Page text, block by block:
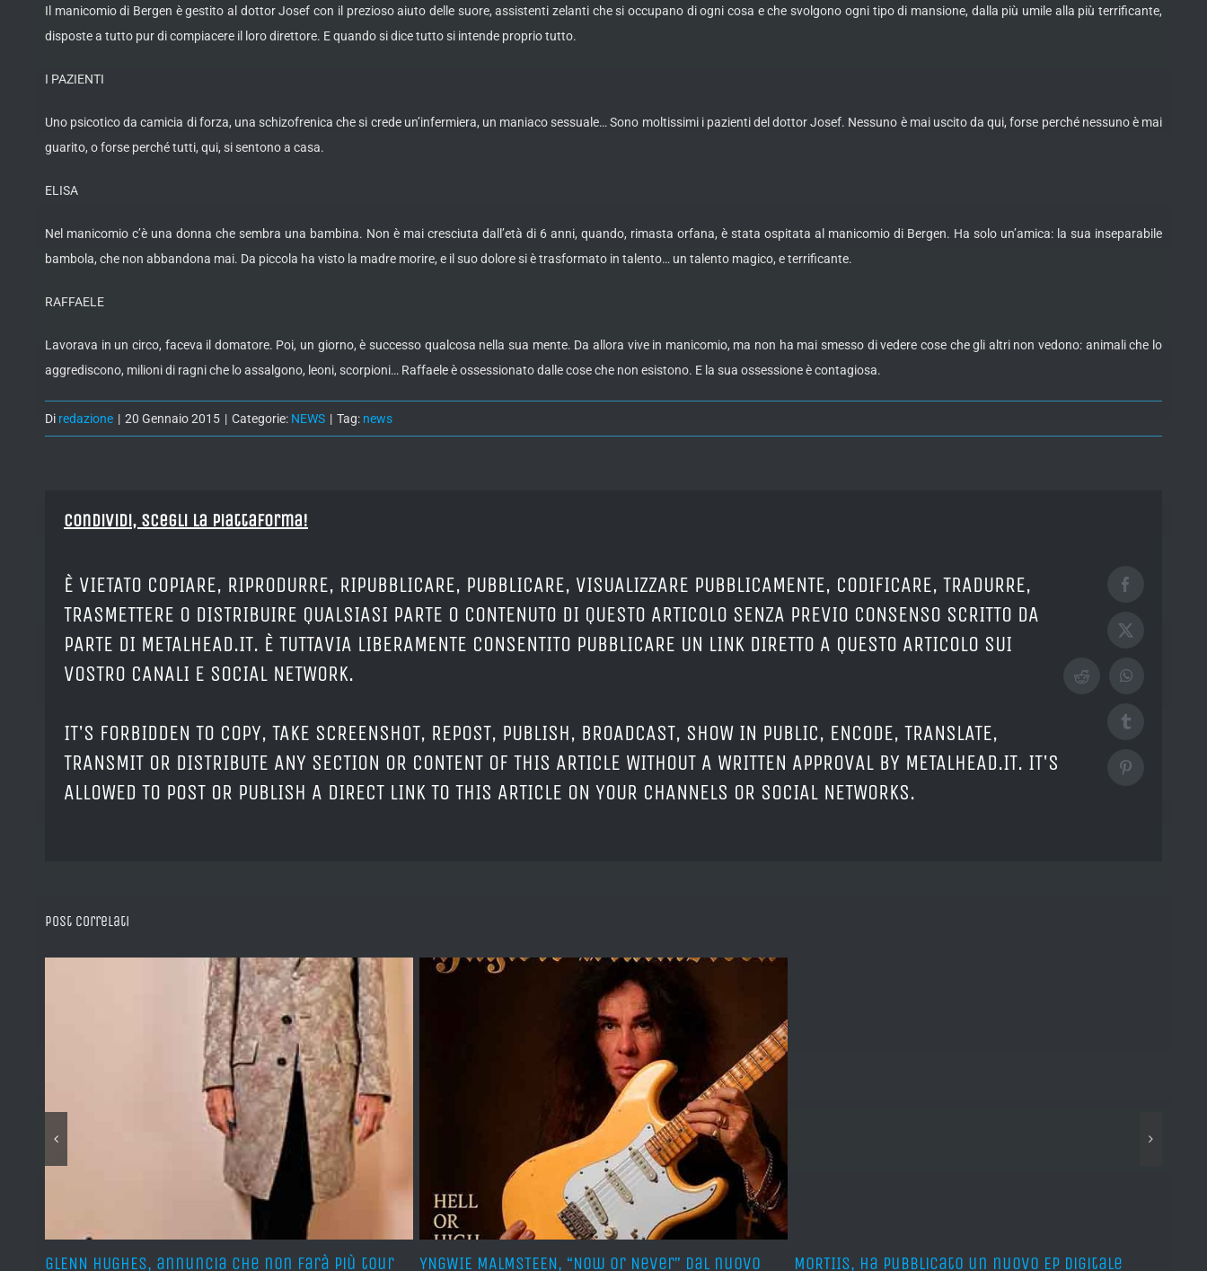
Il manicomio di Bergen è gestito al dottor Josef con il prezioso aiuto delle suore, assistenti zelanti che si occupano di ogni cosa e che svolgono ogni tipo di mansione, dalla più umile alla più terrificante,
disposte a tutto pur di compiacere il loro direttore. E quando si dice tutto si intende proprio tutto.
I PAZIENTI
Uno psicotico da camicia di forza, una schizofrenica che si crede un’infermiera, un maniaco sessuale… Sono moltissimi i pazienti del dottor Josef. Nessuno è mai uscito da qui, forse perché nessuno è mai
guarito, o forse perché tutti, qui, si sentono a casa.
ELISA
Nel manicomio c’è una donna che sembra una bambina. Non è mai cresciuta dall’età di 6 anni, quando, rimasta orfana, è stata ospitata al manicomio di Bergen. Ha solo un’amica: la sua inseparabile
bambola, che non abbandona mai. Da piccola ha visto la madre morire, e il suo dolore si è trasformato in talento… un talento magico, e terrificante.
RAFFAELE
Lavorava in un circo, faceva il domatore. Poi, un giorno, è successo qualcosa nella sua mente. Da allora vive in manicomio, ma non ha mai smesso di vedere cose che gli altri non vedono: animali che lo
aggrediscono, milioni di ragni che lo assalgono, leoni, scorpioni… Raffaele è ossessionato dalle cose che non esistono. E la sua ossessione è contagiosa.
Di redazione | 20 Gennaio 2015 | Categorie: NEWS | Tag: news
Condividi, Scegli la piattaforma!
È VIETATO COPIARE, RIPRODURRE, RIPUBBLICARE, PUBBLICARE, VISUALIZZARE PUBBLICAMENTE, CODIFICARE, TRADURRE,
TRASMETTERE O DISTRIBUIRE QUALSIASI PARTE O CONTENUTO DI QUESTO ARTICOLO SENZA PREVIO CONSENSO SCRITTO DA
PARTE DI METALHEAD.IT. È TUTTAVIA LIBERAMENTE CONSENTITO PUBBLICARE UN LINK DIRETTO A QUESTO ARTICOLO SUI
VOSTRO CANALI E SOCIAL NETWORK.
IT'S FORBIDDEN TO COPY, TAKE SCREENSHOT, REPOST, PUBLISH, BROADCAST, SHOW IN PUBLIC, ENCODE, TRANSLATE,
TRANSMIT OR DISTRIBUTE ANY SECTION OR CONTENT OF THIS ARTICLE WITHOUT A WRITTEN APPROVAL BY METALHEAD.IT. IT'S
ALLOWED TO POST OR PUBLISH A DIRECT LINK TO THIS ARTICLE ON YOUR CHANNELS OR SOCIAL NETWORKS.
Facebook
X
RedditWhatsApp
Tumblr
Pinterest
Post correlati
GLENN HUGHES, annuncia che non farà più tour YNGWIE MALMSTEEN, “Now Or Never” dal nuovo MORTIIS, ha pubblicato un nuovo EP digitale